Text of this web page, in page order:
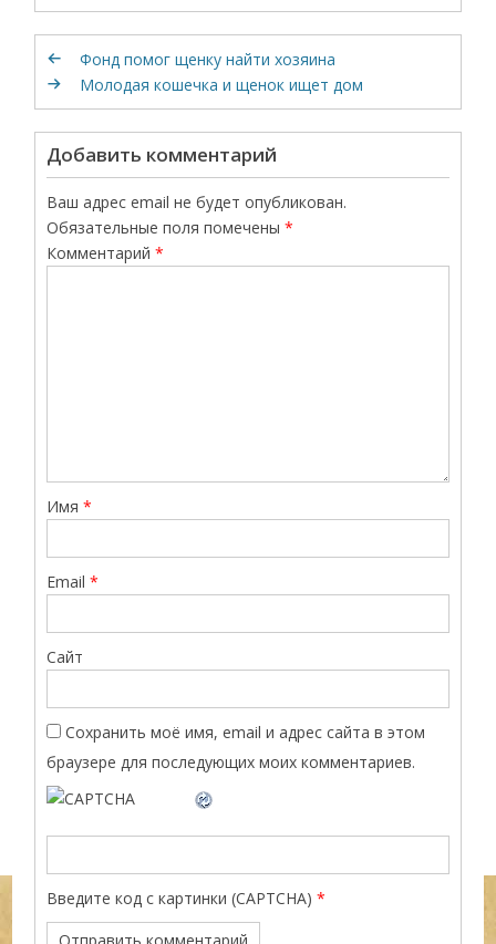
Фонд помог щенку найти хозяина
Молодая кошечка и щенок ищет дом
Добавить комментарий
Ваш адрес email не будет опубликован.
Обязательные поля помечены*
Комментарий*
Имя*
Email*
Сайт
Сохранить моё имя, email и адрес сайта в этом
браузере для последующих моих комментариев.
Введите код с картинки (CAPTCHA) *